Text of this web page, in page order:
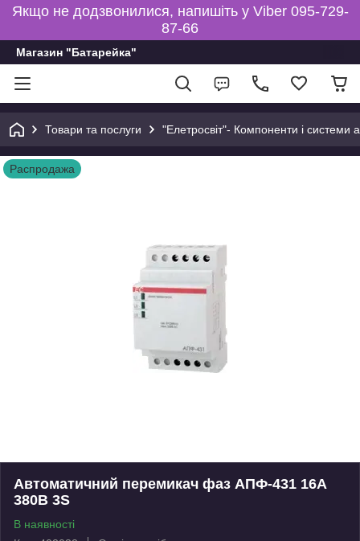
Якщо не додзвонилися, напишіть у Viber 095-729-
87-66
Магазин "Батарейка"
Товари та послуги "Елетросвіт"- Компоненти і системи
Распродажа
Автоматичний перемикач фаз АПФ-431 16А
380В 3S
В наявності